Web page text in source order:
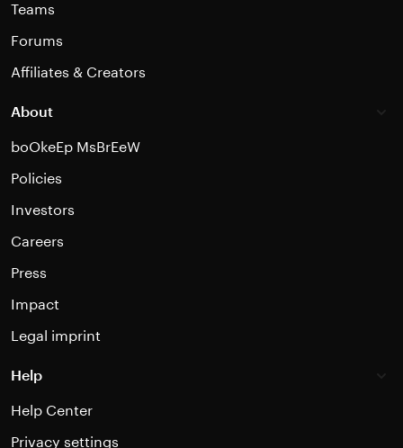
Teams
Forums
Affiliates & Creators
About
boOkeEp MsBrEeW
Policies
Investors
Careers
Press
Impact
Legal imprint
Help
Help Center
Privacy settings